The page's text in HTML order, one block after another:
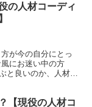
の人材コーディ
が今の自分にとっ
にお迷い中の方
と良いのか、人材コ
【現役の人材コ